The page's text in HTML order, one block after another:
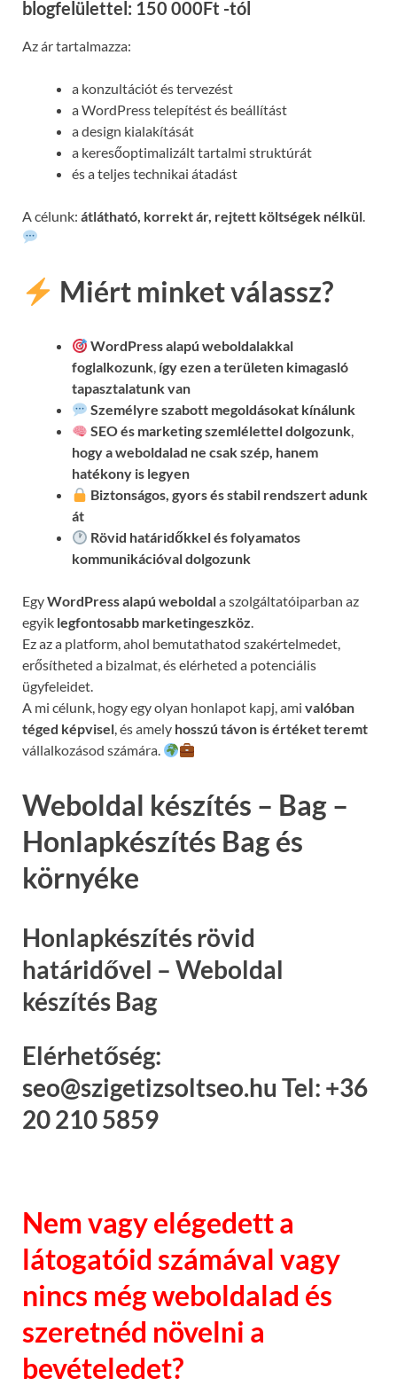
blogfelülettel: 150 000Ft -tól
Az ár tartalmazza:
a konzultációt és tervezést
a WordPress telepítést és beállítást
a design kialakítását
a keresőoptimalizált tartalmi struktúrát
és a teljes technikai átadást
A célunk: átlátható, korrekt ár, rejtett költségek nélkül
Miért minket válassz?
WordPress alapú weboldalakkal
foglalkozunk, így ezen a területen kimagasló
tapasztalatunk van
Személyre szabott megoldásokat kínálunk
SEO és marketing szemlélettel dolgozunk,
hogy a weboldalad ne csak szép, hanem
hatékony is legyen
Biztonságos, gyors és stabil rendszert adunk
át
Rövid határidőkkel és folyamatos
kommunikációvaldolgozunk
EgyWordPress alapú weboldala szolgáltatóiparban az
egyik legfontosabb marketingeszköz.
Ez az a platform, ahol bemutathatod szakértelmedet,
erősítheted a bizalmat, és elérheted a potenciális
ügyfeleidet.
A mi célunk, hogy egy olyan honlapot kapj, ami valóban
téged képvisel, és amely hosszú távon is értéket teremt
vállalkozásod számára.
Weboldal készítés – Bag –
Honlapkészítés Bag és
környéke
Honlapkészítés rövid
határidővel – Weboldal
készítés Bag
Elérhetőség:
seo@szigetizsoltseo.hu Tel: +36
20 210 5859
Nem vagy elégedett a
látogatóid számával vagy
nincs még weboldalad és
szeretnéd növelni a
bevételedet?